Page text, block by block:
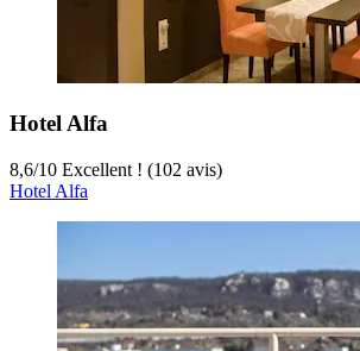
Hotel Alfa
8,6/10 Excellent ! (102 avis)
Hotel Alfa